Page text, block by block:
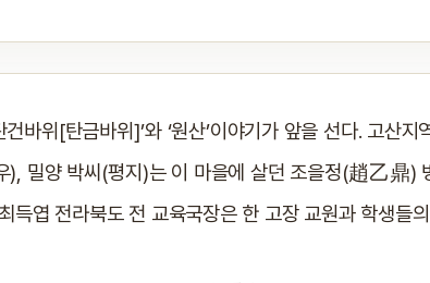
건바위[탄금바위]’와 ‘원산’이야기가 앞을 선다. 고산
), 밀양 박씨(평지)는 이 마을에 살던 조을정(趙乙鼎)
득엽 전라북도 전 교육국장은 한 고장 교원과 학생들